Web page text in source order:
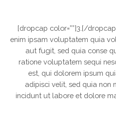
[dropcap color=””]3.[/
enim ipsam voluptatem quia
aut fugit, sed quia conse
ratione voluptatem sequi
est, qui dolorem ipsum
adipisci velit, sed quia non
incidunt ut labore et dolore